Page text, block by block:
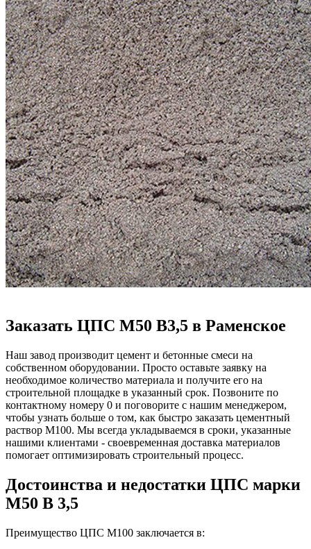
Заказать ЦПС М50 В3,5 в Раменское
Наш завод производит цемент и бетонные смеси на
собственном оборудовании. Просто оставьте заявку на
необходимое количество материала и получите его на
строительной площадке в указанный срок. Позвоните по
контактному номеру 0 и поговорите с нашим менеджером,
чтобы узнать больше о том, как быстро заказать цементный
раствор М100. Мы всегда укладываемся в сроки, указанные
нашими клиентами - своевременная доставка материалов
помогает оптимизировать строительный процесс.
Достоинства и недостатки ЦПС марки
М50 B 3,5
Преимущество ЦПС М100 заключается в: